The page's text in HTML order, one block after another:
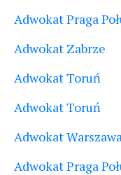
Adwokat Praga
Adwokat Zabrze
Adwokat Toruń
Adwokat Toruń
Adwokat
Adwokat Praga